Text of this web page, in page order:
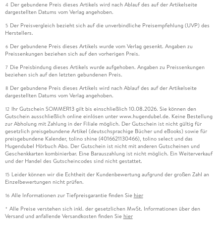
4 Der gebundene Preis dieses Artikels wird nach Ablauf des auf der Artikelseite
dargestellten Datums vom Verlag angehoben.
5 Der Preisvergleich bezieht sich auf die unverbindliche Preisempfehlung (UVP) des
Herstellers.
6 Der gebundene Preis dieses Artikels wurde vom Verlag gesenkt. Angaben zu
Preissenkungen beziehen sich auf den vorherigen Preis.
7 Die Preisbindung dieses Artikels wurde aufgehoben. Angaben zu Preissenkungen
beziehen sich auf den letzten gebundenen Preis.
8 Der gebundene Preis dieses Artikels wird nach Ablauf des auf der Artikelseite
dargestellten Datums vom Verlag angehoben.
12 Ihr Gutschein SOMMER13 gilt bis einschließlich 10.08.2026. Sie können den
Gutschein ausschließlich online einlösen unter www.hugendubel.de. Keine Bestellung
zur Abholung mit Zahlung in der Filiale möglich. Der Gutschein ist nicht gültig für
gesetzlich preisgebundene Artikel (deutschsprachige Bücher und eBooks) sowie für
preisgebundene Kalender, tolino shine (4016621130466), tolino select und das
Hugendubel Hörbuch Abo. Der Gutschein ist nicht mit anderen Gutscheinen und
Geschenkkarten kombinierbar. Eine Barauszahlung ist nicht möglich. Ein Weiterverkauf
und der Handel des Gutscheincodes sind nicht gestattet.
15 Leider können wir die Echtheit der Kundenbewertung aufgrund der großen Zahl an
Einzelbewertungen nicht prüfen.
16 Alle Informationen zur Tiefpreisgarantie finden Sie hier
* Alle Preise verstehen sich inkl. der gesetzlichen MwSt. Informationen über den
Versand und anfallende Versandkosten finden Sie hier